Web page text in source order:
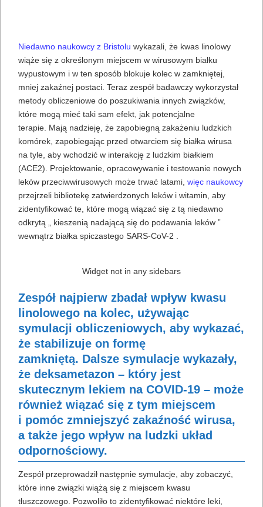
Niedawno naukowcy z Bristolu wykazali, że kwas linolowy
wiąże się z określonym miejscem w wirusowym białku
wypustowym i w ten sposób blokuje kolec w zamkniętej,
mniej zakaźnej postaci. Teraz zespół badawczy wykorzystał
metody obliczeniowe do poszukiwania innych związków,
które mogą mieć taki sam efekt, jak potencjalne
terapie. Mają nadzieję, że zapobiegną zakażeniu ludzkich
komórek, zapobiegając przed otwarciem się białka wirusa
na tyle, aby wchodzić w interakcję z ludzkim białkiem
(ACE2). Projektowanie, opracowywanie i testowanie nowych
leków przeciwwirusowych może trwać latami, więc naukowcy
przejrzeli bibliotekę zatwierdzonych leków i witamin, aby
zidentyfikować te, które mogą wiązać się z tą niedawno
odkrytą „ kieszenią nadającą się do podawania leków ”
wewnątrz białka spiczastego SARS-CoV-2 .
Widget not in any sidebars
Zespół najpierw zbadał wpływ kwasu
linolowego na kolec, używając
symulacji obliczeniowych, aby wykazać,
że stabilizuje on formę
zamkniętą. Dalsze symulacje wykazały,
że deksametazon – który jest
skutecznym lekiem na COVID-19 – może
również wiązać się z tym miejscem
i pomóc zmniejszyć zakaźność wirusa,
a także jego wpływ na ludzki układ
odpornościowy.
Zespół przeprowadził następnie symulacje, aby zobaczyć,
które inne związki wiążą się z miejscem kwasu
tłuszczowego. Pozwoliło to zidentyfikować niektóre leki,